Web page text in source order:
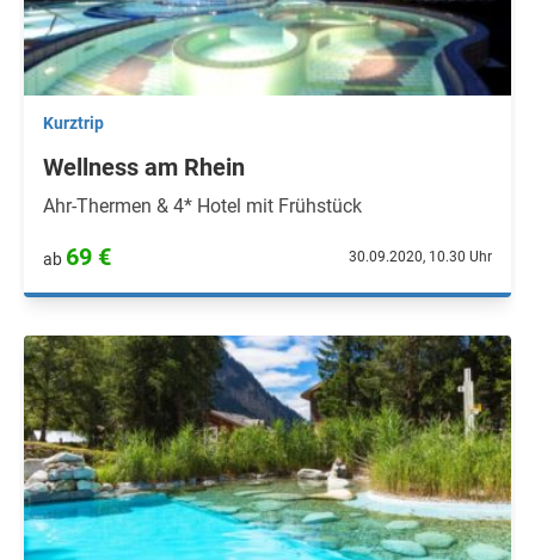
Kurztrip
Wellness am Rhein
Ahr-Thermen & 4* Hotel mit Frühstück
ab 69 € 30.09.2020, 10.30 Uhr